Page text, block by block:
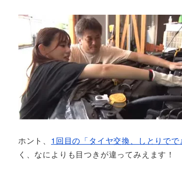
ホント、 1回目の「タイヤ交換、しとりで
く、なによりも目つきが違ってみえます！